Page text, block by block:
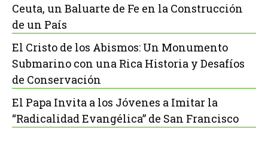
Ceuta, un Baluarte de Fe en la Construcción
de un País
El Cristo de los Abismos: Un Monumento
Submarino con una Rica Historia y Desafíos
de Conservación
El Papa Invita a los Jóvenes a Imitar la
“Radicalidad Evangélica” de San Francisco